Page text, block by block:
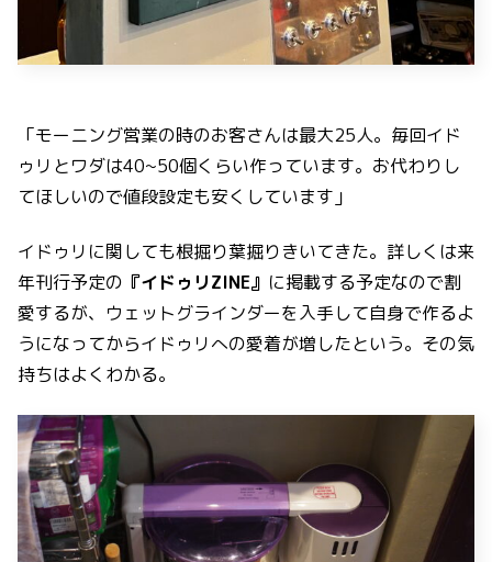
「モーニング営業の時のお客さんは最大25人。毎回イド
ゥリとワダは40~50個くらい作っています。お代わりし
てほしいので値段設定も安くしています」
イドゥリに関しても根掘り葉掘りきいてきた。詳しくは来
年刊行予定の 『イドゥリZINE』 に掲載する予定なので割
愛するが、ウェットグラインダーを入手して自身で作るよ
うになってからイドゥリへの愛着が増したという。その気
持ちはよくわかる。